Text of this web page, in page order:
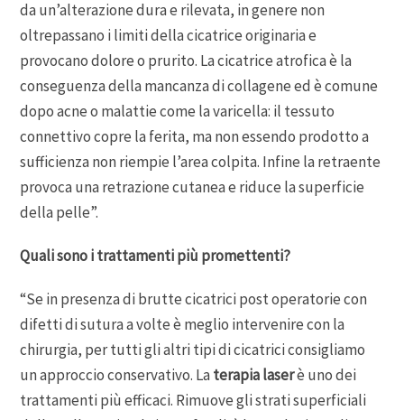
da un’alterazione dura e rilevata, in genere non
oltrepassano i limiti della cicatrice originaria e
provocano dolore o prurito. La cicatrice atrofica è la
conseguenza della mancanza di collagene ed è comune
dopo acne o malattie come la varicella: il tessuto
connettivo copre la ferita, ma non essendo prodotto a
sufficienza non riempie l’area colpita. Infine la retraente
provoca una retrazione cutanea e riduce la superficie
della pelle”.
Quali sono i trattamenti più promettenti?
“Se in presenza di brutte cicatrici post operatorie con
difetti di sutura a volte è meglio intervenire con la
chirurgia, per tutti gli altri tipi di cicatrici consigliamo
un approccio conservativo. Laterapia laserè uno dei
trattamenti più efficaci. Rimuove gli strati superficiali